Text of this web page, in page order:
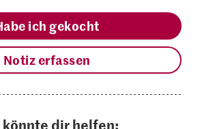
ich gekocht
Notiz erfassen
könnte dir helfen: